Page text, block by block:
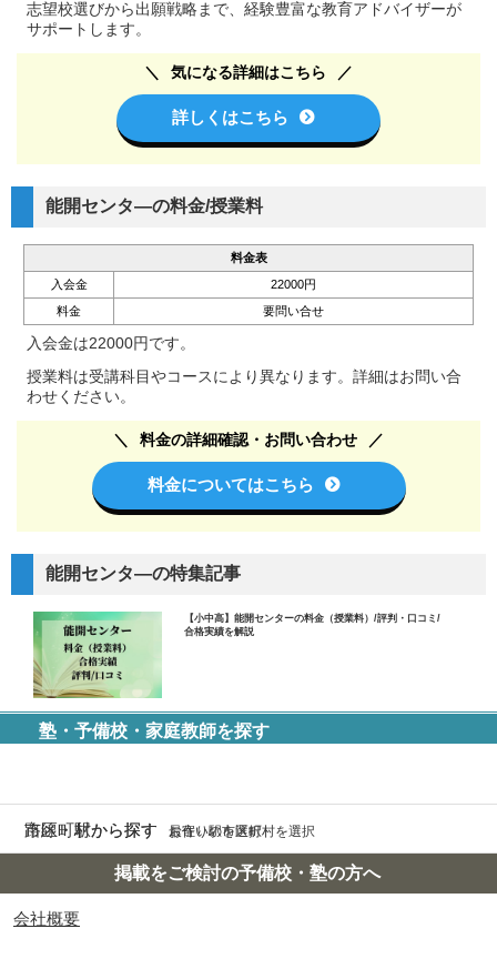
志望校選びから出願戦略まで、経験豊富な教育アドバイザーが
サポートします。
気になる詳細はこちら
詳しくはこちら
能開センタ―の料金/授業料
料金表
入会金
22000円
料金
要問い合せ
入会金は22000円です。
授業料は受講科目やコースにより異なります。詳細はお問い合
わせください。
料金の詳細確認・お問い合わせ
料金についてはこちら
能開センタ―の特集記事
【小中高】能開センターの料金（授業料）/評判・口コミ/
合格実績を解説
塾・予備校・家庭教師を探す
市区町村から探す お住いの市区町村を選択
路線・駅から探す 最寄り駅を選択
掲載をご検討の予備校・塾の方へ
会社概要